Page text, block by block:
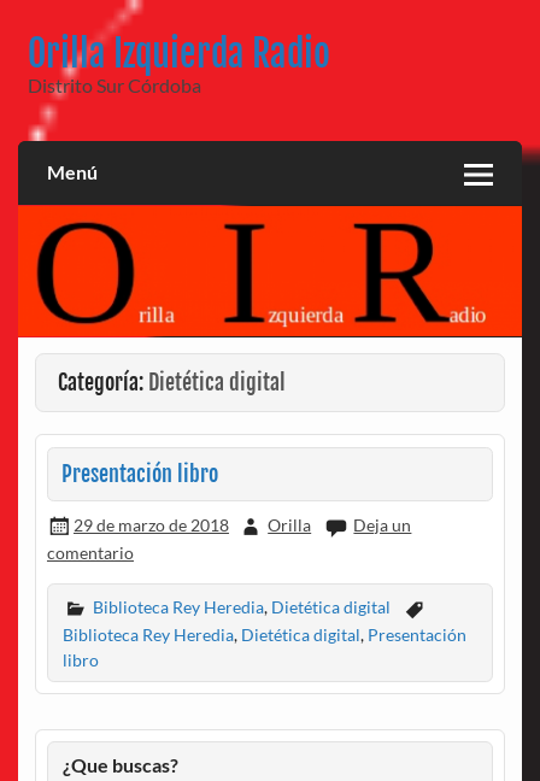
contenido
Orilla Izquierda Radio
Distrito Sur Córdoba
Menú
Categoría: Dietética digital
Presentación libro
29 de marzo de 2018 Orilla
Deja un
comentario
Biblioteca Rey Heredia, Dietética digital
Biblioteca Rey Heredia, Dietética digital, Presentación
libro
¿Que buscas?